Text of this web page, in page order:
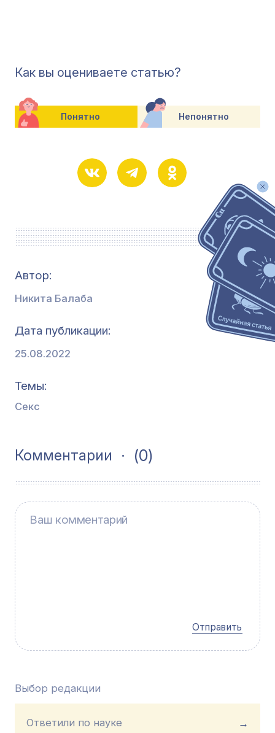
Как вы оцениваете статью?
Понятно Непонятно
Автор:
Никита Балаба
Дата публикации
25.08.2022
Темы
Секс
Комментарии (0)
Отправить
Выбор редакции
Ответили по науке →